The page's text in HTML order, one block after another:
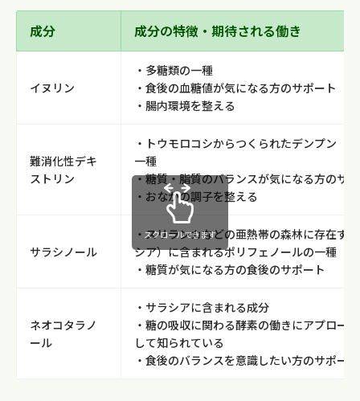
成分 成分の特徴・期待される働き
イヌリン
・多糖類の一種
・食後の血糖値が気になる方のサポート
・腸内環境を整える
難消化性デキ
ストリン
・トウモロコシからつくられたデンプン（
一種
・糖質・脂質のバランスが気になる方のサ
・おなかの調子を整える
サラシノール
・スリランカなどの亜熱帯の森林に存在す
シア）に含まれるポリフェノールの一種
・糖質が気になる方の食後のサポート
ネオコタラノ
ール
・サラシアに含まれる成分
・糖の吸収に関わる酵素の働きにアプロー
して知られている
・食後のバランスを意識したい方のサポート
スクロールできます